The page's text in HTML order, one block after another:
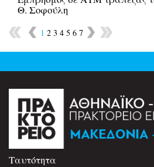
Θ. Σοφούλη
1 2 3 4 5 6 7
Ταυτότητα